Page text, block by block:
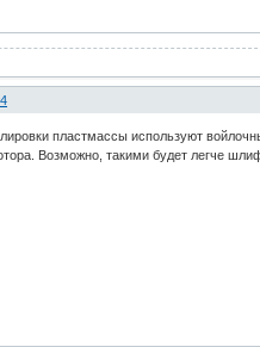
пластмассы используют
Возможно, такими будет легче